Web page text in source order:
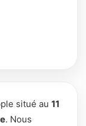
situé au 11
. Nous